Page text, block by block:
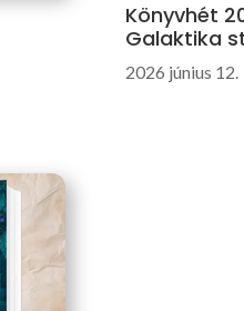
Könyvhét
Galaktika
2026 június 12.